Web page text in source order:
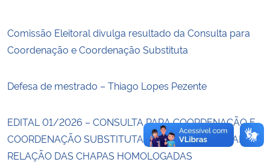
Gabinete de Segurança Institucional
Planalto
Comissão Eleitoral divulga resultado da Consulta para
Coordenação e Coordenação Substituta
Defesa de mestrado – Thiago Lopes Pezente
EDITAL 01/2026 – CONSULTA PARA COORDENAÇÃO E
COORDENAÇÃO SUBSTITUTA DO PPCS – DIVULGADA
RELAÇÃO DAS CHAPAS HOMOLOGADAS